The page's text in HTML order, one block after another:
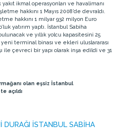
ikmal operasyonları ve havalimanı
hakkını 1 Mayıs 2008’de devraldı.
hakkını 1 milyar 932 milyon Euro
yatırım yaptı. İstanbul Sabiha
ve yıllık yolcu kapasitesini 25
terminal binası ve ekleri uluslararası
ile çevreci bir yapı olarak inşa edildi ve 31
olan eşsiz İstanbul
açıldı
DURAĞI İSTANBUL SABİHA